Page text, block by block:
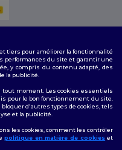
|Politique de
tiers pour améliorer la fonctionnalité
performances du site et garantir une
y compris du contenu adapté, des
la publicité.
tout moment. Les cookies essentiels
pour le bon fonctionnement du site.
bloquer d'autres types de cookies, tels
et la publicité.
les cookies, comment les contrôler
politique en matière de cookies et